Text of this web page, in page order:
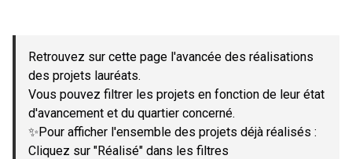
−
Retrouvez sur cette page l'avancée des réalisations
des projets lauréats.
Vous pouvez filtrer les projets en fonction de leur état
d'avancement et du quartier concerné.
✨Pour afficher l'ensemble des projets déjà réalisés :
Cliquez sur "Réalisé" dans les filtres